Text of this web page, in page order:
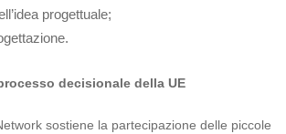
progettuale;
decisionale della UE
sostiene la partecipazione delle piccole